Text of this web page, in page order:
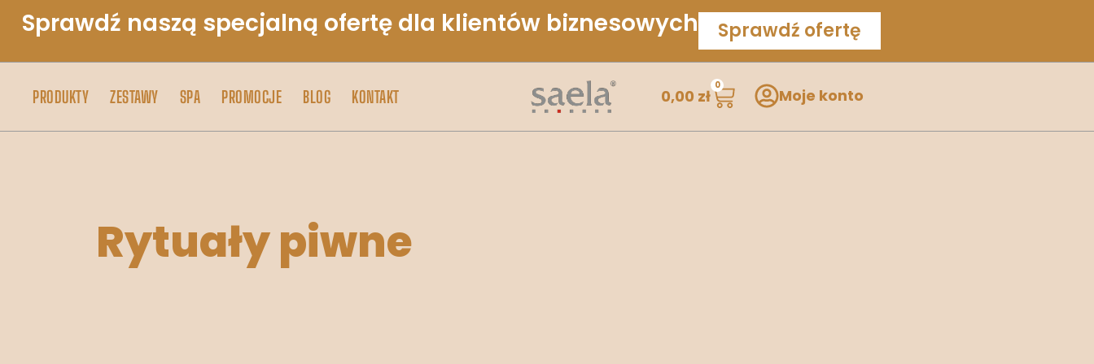
Sprawdź naszą specjalną ofertę dla klientów biznesowych Sprawdź ofertę
PRODUKTY ZESTAWY SPA PROMOCJE BLOG KONTAKT 0,00 zł
0
Moje konto
Rytuały piwne